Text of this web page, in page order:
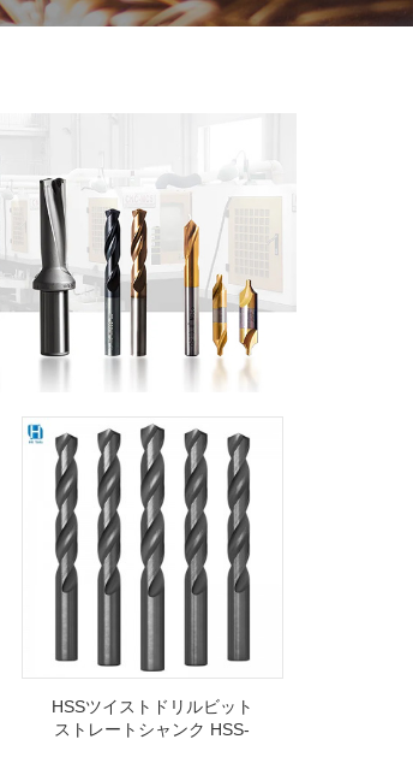
HSSツイストドリルビット
ストレートシャンク HSS-